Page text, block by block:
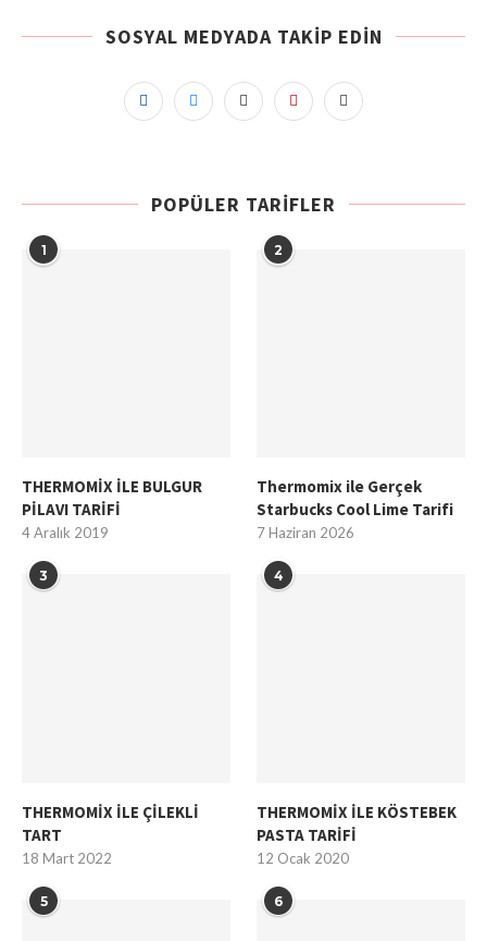
SOSYAL MEDYADA TAKIP EDIN
POPÜLER TARIFLER
1
THERMOMİX İLE BULGUR
PİLAVI TARİFİ
4 Aralık 2019
2
Thermomix ile Gerçek
Starbucks Cool Lime Tarifi
7 Haziran 2026
3
THERMOMİX İLE ÇİLEKLİ
TART
18 Mart 2022
4
THERMOMİX İLE KÖSTEBEK
PASTA TARİFİ
12 Ocak 2020
5 6